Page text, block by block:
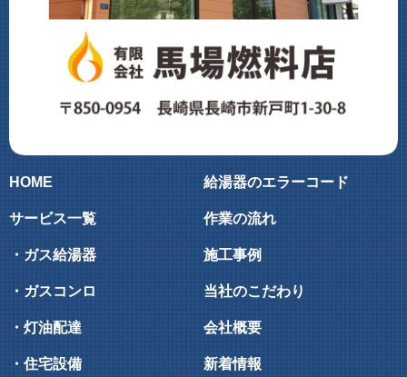
HOME
サービス一覧
・ガス給湯器
・ガスコンロ
・灯油配達
・住宅設備
給湯器のエラーコード
作業の流れ
施工事例
当社のこだわり
会社概要
新着情報